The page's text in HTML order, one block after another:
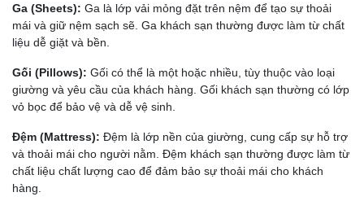
Ga (Sheets): Ga là lớp vải mỏng đặt trên nệm để tạo sự thoải
mái và giữ nệm sạch sẽ. Ga khách sạn thường được làm từ chất
liệu dễ giặt và bền.
Gối (Pillows): Gối có thể là một hoặc nhiều, tùy thuộc vào loại
giường và yêu cầu của khách hàng. Gối khách sạn thường có lớp
vỏ bọc để bảo vệ và dễ vệ sinh.
Đệm (Mattress): Đệm là lớp nền của giường, cung cấp sự hỗ trợ
và thoải mái cho người nằm. Đệm khách sạn thường được làm từ
chất liệu chất lượng cao để đảm bảo sự thoải mái cho khách
hàng.